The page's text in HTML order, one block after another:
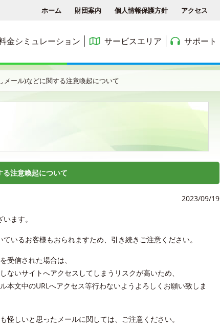
ホーム 財団案内 個人情報保護方針 アクセス
ACCSTV
コミュニティチャンネル
ACCS光 with NTT東日本
金シミュレーション
料金シミュレーション
サービスエリア
サービスエリア
公団・県営住宅
サポート
種手続き
メール)などに関する注意喚起について
る注意喚起について
2023/09/19
ます。
いるお客様もおられますため、引き続きご注意ください。
受信された場合は、
いサイトへアクセスしてしまうリスクが高いため、
本文中のURLへアクセス等行わないようよろしくお願い致しま
しいと思ったメールに関しては、ご注意ください。